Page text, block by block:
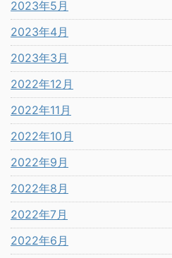
2023年5月
2023年4月
2023年3月
2022年12月
2022年11月
2022年10月
2022年9月
2022年8月
2022年7月
2022年6月